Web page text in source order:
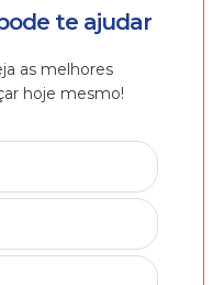
te ajudar
as melhores
hoje mesmo!